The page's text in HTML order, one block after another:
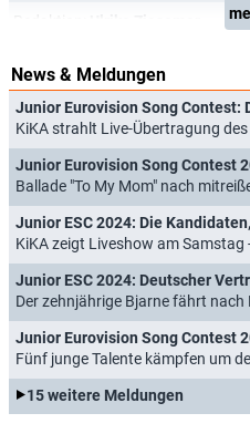
News & Meldungen
KiKA strahlt Live-Übertragung des
Ballade "To My Mom" nach
KiKA zeigt Liveshow am Samstag
Junior ESC 2024: Deutscher
Der zehnjährige Bjarne fährt
Fünf junge Talente kämpfen um
15 weitere Meldungen